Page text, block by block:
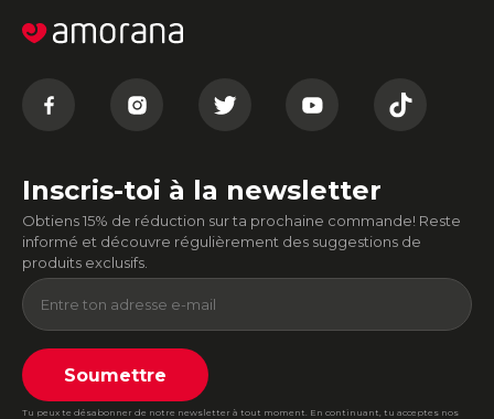
Inscris-toi à la newsletter
Obtiens 15% de réduction sur ta prochaine commande! Reste
informé et découvre régulièrement des suggestions de
produits exclusifs.
Soumettre
Tu peux te désabonner de notre newsletter à tout moment. En continuant, tu acceptes nos